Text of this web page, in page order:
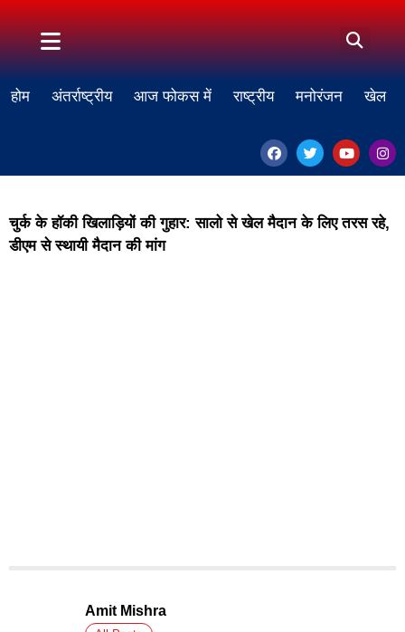
होम अंतर्राष्ट्रीय आज फोकस में राष्ट्रीय मनोरंजन खेल
चुर्क के हॉकी खिलाड़ियों की गुहार: सालो से खेल मैदान के लिए तरस रहे,
डीएम से स्थायी मैदान की मांग
Amit Mishra